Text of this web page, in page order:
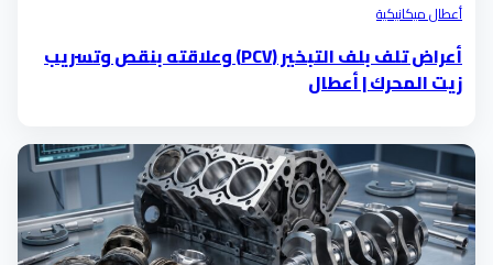
أعطال ميكانيكية
أعراض تلف بلف التبخير (PCV) وعلاقته بنقص وتسريب
زيت المحرك | أعطال